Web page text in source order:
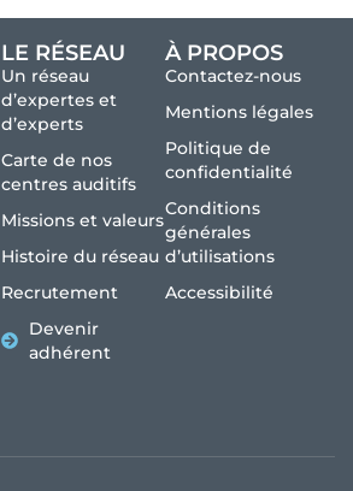
LE RÉSEAU
Un réseau
d’expertes et
d’experts
Carte de nos
centres auditifs
Missions et valeurs
Histoire du réseau
Recrutement
Devenir
adhérent
À PROPOS
Contactez-nous
Mentions légales
Politique de
confidentialité
Conditions
générales
d’utilisations
Accessibilité